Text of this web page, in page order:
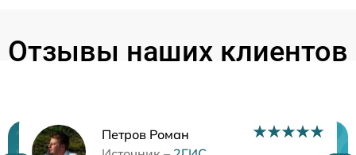
Отзывы наших клиентов
Петров Роман